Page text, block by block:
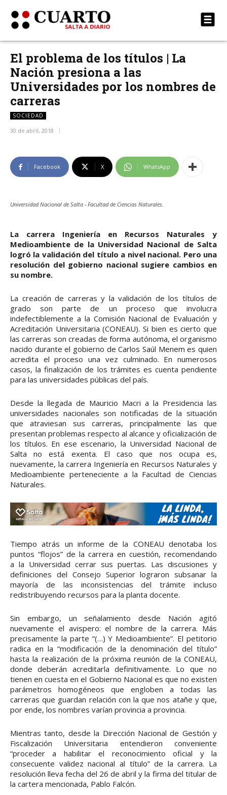
El problema de los títulos | La
Nación presiona a las
Universidades por los nombres de
carreras
SOCIEDAD
30 de abril, 2018
Facebook X WhatsApp
Universidad Nacional de Salta - Facultad de Ciencias Naturales.
La carrera Ingeniería en Recursos Naturales y
Medioambiente de la Universidad Nacional de Salta
logró la validación del título a nivel nacional. Pero una
resolución del gobierno nacional sugiere cambios en
su nombre.
La creación de carreras y la validación de los títulos de
grado son parte de un proceso que involucra
indefectiblemente a la Comisión Nacional de Evaluación y
Acreditación Universitaria (CONEAU). Si bien es cierto que
las carreras son creadas de forma autónoma, el organismo
nacido durante el gobierno de Carlos Saúl Menem es quien
acredita el proceso una vez culminado. En numerosos
casos, la finalización de los trámites es cuenta pendiente
para las universidades públicas del país.
Desde la llegada de Mauricio Macri a la Presidencia las
universidades nacionales son notificadas de la situación
que atraviesan sus carreras, principalmente las que
presentan problemas respecto al alcance y oficialización de
los títulos. En ese escenario, la Universidad Nacional de
Salta no está exenta. El caso que nos ocupa es,
nuevamente, la carrera Ingeniería en Recursos Naturales y
Medioambiente perteneciente a la Facultad de Ciencias
Naturales.
Tiempo atrás un informe de la CONEAU denotaba los
puntos “flojos” de la carrera en cuestión, recomendando
a la Universidad cerrar sus puertas. Las discusiones y
definiciones del Consejo Superior lograron subsanar la
mayoría de las inconsistencias del trámite incluso
redistribuyendo recursos para la planta docente.
Sin embargo, un señalamiento desde Nación agitó
nuevamente el avispero: el nombre de la carrera. Más
precisamente la parte “(…) Y Medioambiente”. El petitorio
radica en la “modificación de la denominación del título”
hasta la realización de la próxima reunión de la CONEAU,
donde deberán acreditarla definitivamente. Lo que no
tienen en cuesta en el Gobierno Nacional es que no existen
parámetros homogéneos que engloben a todas las
carreras que guardan relación con la que nos atañe y que,
por ende, los nombres varían provincia a provincia.
Mientras tanto, desde la Dirección Nacional de Gestión y
Fiscalización Universitaria entendieron conveniente
“proceder a habilitar el reconocimiento oficial y la
consecuente validez nacional al título” de la carrera. La
resolución lleva fecha del 26 de abril y la firma del titular de
la cartera mencionada, Pablo Falcón.